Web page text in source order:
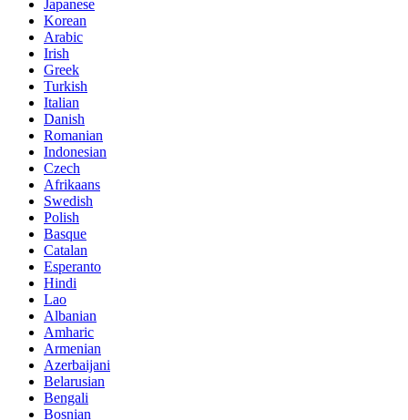
Japanese
Korean
Arabic
Irish
Greek
Turkish
Italian
Danish
Romanian
Indonesian
Czech
Afrikaans
Swedish
Polish
Basque
Catalan
Esperanto
Hindi
Lao
Albanian
Amharic
Armenian
Azerbaijani
Belarusian
Bengali
Bosnian